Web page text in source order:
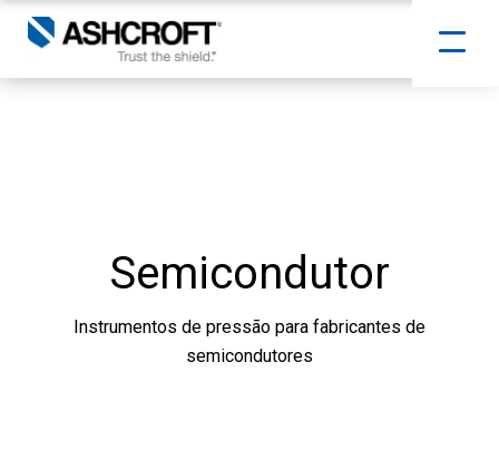
Semicondutor
Instrumentos de pressão para fabricantes de
semicondutores